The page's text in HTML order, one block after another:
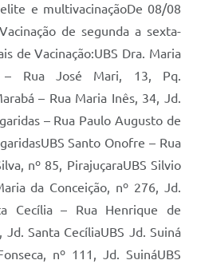
e multivacinaçãoDe 08/08
de segunda a sexta-
de Vacinação:UBS Dra. Maria
– Rua José Mari, 13, Pq.
– Rua Maria Inês, 34, Jd.
– Rua Paulo Augusto de
Santo Onofre – Rua
nº 85, PirajuçaraUBS Silvio
da Conceição, nº 276, Jd.
Cecília – Rua Henrique de
Santa CecíliaUBS Jd. Suiná
nº 111, Jd. SuináUBS